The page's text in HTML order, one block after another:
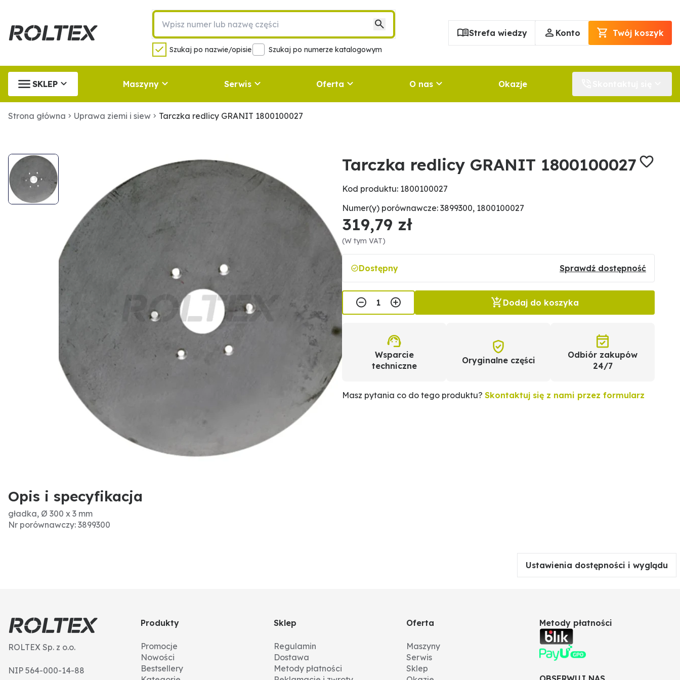
Szukaj po nazwie/opisie Szukaj po numerze katalogowym
Strefa wiedzy Konto Twój koszyk
SKLEP Maszyny Serwis Oferta O nas Okazje
Strona główna Uprawa ziemi i siew Tarczka redlicy GRANIT 1800100027
Tarczka redlicy GRANIT 1800100027
Kod produktu: 1800100027
Numer(y) porównawcze: 3899300, 1800100027
319,79 zł
(W tym VAT)
Dostępny Sprawdź dostępność
Dodaj do koszyka
Wsparcie
techniczne
Oryginalne części
Odbiór zakupów
24/7
Masz pytania co do tego produktu? Skontaktuj się z nami przez formularz
Opis i specyfikacja
gładka, Ø 300 x 3 mm
Nr porównawczy: 3899300
Ustawienia dostępności i wyglądu
ROLTEX Sp. z o.o.
NIP 564-000-14-88
Produkty
Promocje
Nowości
Bestsellery
Sklep
Regulamin
Dostawa
Metody płatności
Oferta
Maszyny
Serwis
Sklep
Metody płatności